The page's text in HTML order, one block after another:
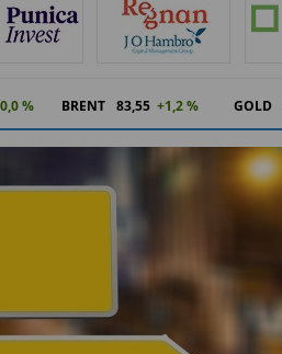
% BRENT 83,55 +1,2 % GOLD